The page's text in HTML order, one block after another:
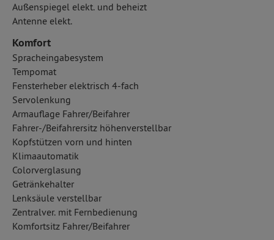
Außenspiegel elekt. und beheizt
Antenne elekt.
Komfort
Spracheingabesystem
Tempomat
Fensterheber elektrisch 4-fach
Servolenkung
Armauflage Fahrer/Beifahrer
Fahrer-/Beifahrersitz höhenverstellbar
Kopfstützen vorn und hinten
Klimaautomatik
Colorverglasung
Getränkehalter
Lenksäule verstellbar
Zentralver. mit Fernbedienung
Komfortsitz Fahrer/Beifahrer